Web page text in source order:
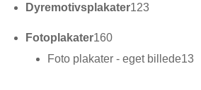
Dyremotivsplakater123
Fotoplakater160160
Foto plakater - eget billede1313